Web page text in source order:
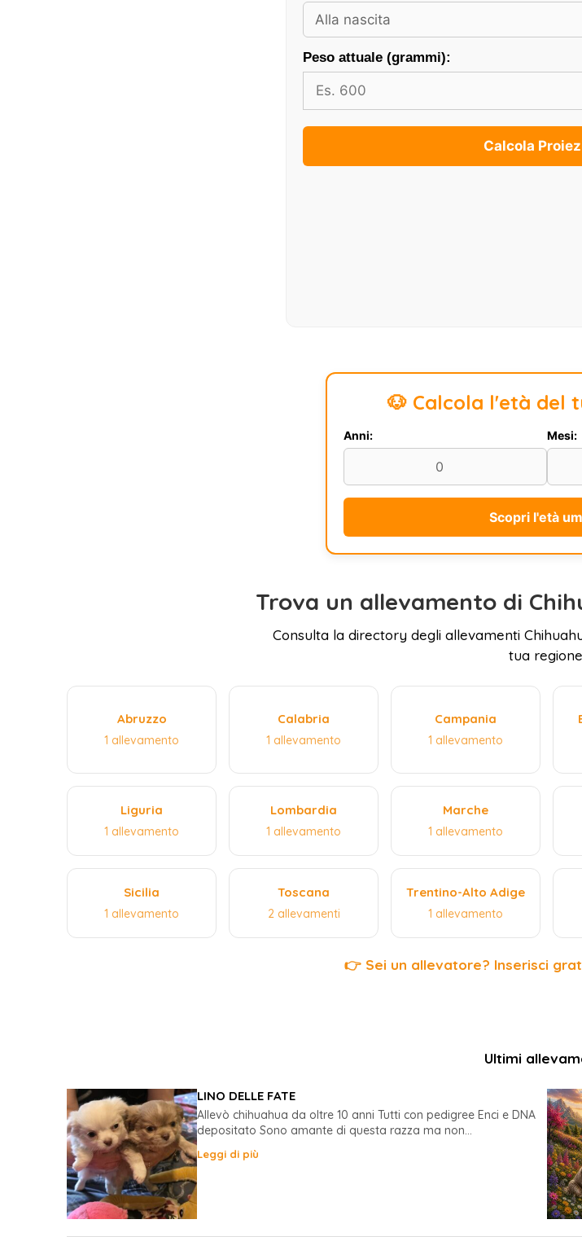
Peso attuale (grammi):
Calcola
🐶 Calcola l'età del
Anni: Mesi:
Scopri l'età
Trova un allevamento di
Consulta la directory degli allevamenti
tua
Abruzzo
1 allevamento
Calabria
1 allevamento
Campania
1 allevamento
Liguria
1 allevamento
Lombardia
1 allevamento
Marche
1 allevamento
Sicilia
1 allevamento
Toscana
2 allevamenti
Trentino-Alto Adige
1 allevamento
👉 Sei un allevatore? Inserisci
Ultimi
LINO DELLE FATE
Allevò chihuahua da oltre 10 anni Tutti con pedigree Enci e DNA
depositato Sono amante di questa razza ma non...
Leggi di più